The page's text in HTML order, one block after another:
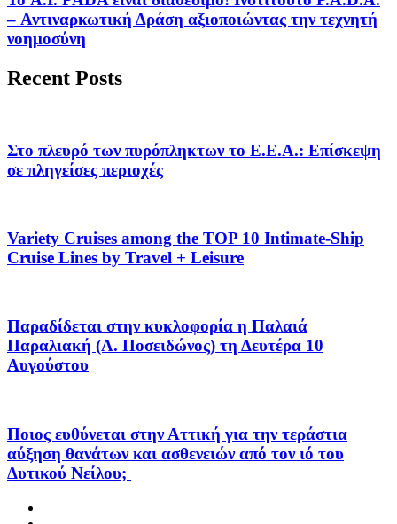
– Αντιναρκωτική Δράση αξιοποιώντας την τεχνητή
νοημοσύνη
Recent Posts
Στο πλευρό των πυρόπληκτων το Ε.Ε.Α.: Επίσκεψη
σε πληγείσες περιοχές
Variety Cruises among the TOP 10 Intimate-Ship
Cruise Lines by Travel + Leisure
Παραδίδεται στην κυκλοφορία η Παλαιά
Παραλιακή (Λ. Ποσειδώνος) τη Δευτέρα 10
Αυγούστου
Ποιος ευθύνεται στην Αττική για την τεράστια
αύξηση θανάτων και ασθενειών από τον ιό του
Δυτικού Νείλου;